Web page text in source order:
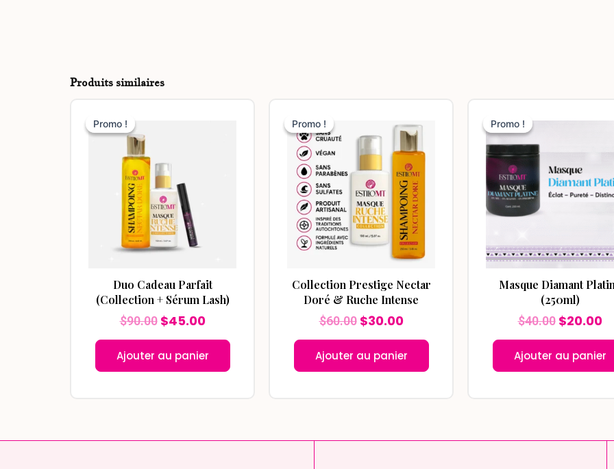
Produits similaires
Promo !
Promo !
Duo Cadeau Parfait
(Collection + Sérum Lash)
$90.00
$90.00.
$45.00
Ajouter au panier
Promo !
Promo !
Collection Prestige Nectar
Doré & Ruche Intense
$60.00
initial
était :
$60.00.
$30.00
prix
actuel
est :
$30.00.
Ajouter au panier
Promo !
Promo !
Masque Diamant
(250ml)
$40.00
prix
$40.00.
$20.00
Ajouter au panier